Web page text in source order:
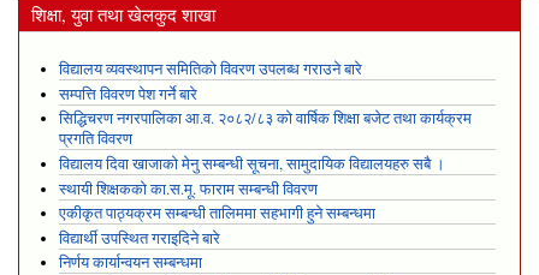
शिक्षा, युवा तथा खेलकुद शाखा
विद्यालय व्यवस्थापन समितिको विवरण उपलब्ध गराउने बारे
सम्पत्ति विवरण पेश गर्ने बारे
सिद्धिचरण नगरपालिका आ.व. २०८२/८३ को वार्षिक शिक्षा बजेट तथा कार्यक्रम
प्रगति विवरण
विद्यालय दिवा खाजाको मेनु सम्बन्धी सूचना, सामुदायिक विद्यालयहरु सबै ।
स्थायी शिक्षकको का.स.मू. फाराम सम्बन्धी विवरण
एकीकृत पाठ्यक्रम सम्बन्धी तालिममा सहभागी हुने सम्बन्धमा
विद्यार्थी उपस्थित गराइदिने बारे
निर्णय कार्यान्वयन सम्बन्धमा